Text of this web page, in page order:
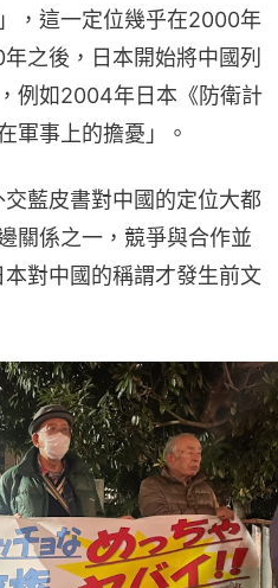
，這一定位幾乎在2000年
之後，日本開始將中國列
例如2004年日本《防衛計
軍事上的擔憂」。
藍皮書對中國的定位大都
關係之一，競爭與合作並
對中國的稱謂才發生前文